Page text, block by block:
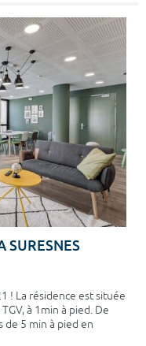
La résidence est située
à 1min à pied. De
de 5 min à pied en